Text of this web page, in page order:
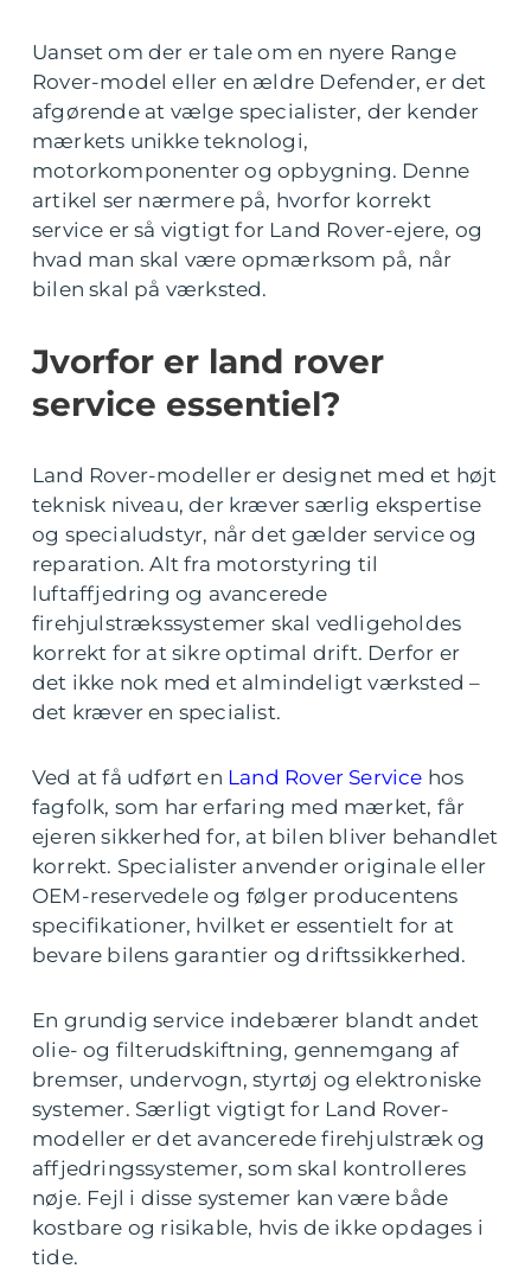
Uanset om der er tale om en nyere Range
Rover-model eller en ældre Defender, er det
afgørende at vælge specialister, der kender
mærkets unikke teknologi,
motorkomponenter og opbygning. Denne
artikel ser nærmere på, hvorfor korrekt
service er så vigtigt for Land Rover-ejere, og
hvad man skal være opmærksom på, når
bilen skal på værksted.
Jvorfor er land rover
service essentiel?
Land Rover-modeller er designet med et højt
teknisk niveau, der kræver særlig ekspertise
og specialudstyr, når det gælder service og
reparation. Alt fra motorstyring til
luftaffjedring og avancerede
firehjulstrækssystemer skal vedligeholdes
korrekt for at sikre optimal drift. Derfor er
det ikke nok med et almindeligt værksted –
det kræver en specialist.
Ved at få udført en Land Rover Service hos
fagfolk, som har erfaring med mærket, får
ejeren sikkerhed for, at bilen bliver behandlet
korrekt. Specialister anvender originale eller
OEM-reservedele og følger producentens
specifikationer, hvilket er essentielt for at
bevare bilens garantier og driftssikkerhed.
En grundig service indebærer blandt andet
olie- og filterudskiftning, gennemgang af
bremser, undervogn, styrtøj og elektroniske
systemer. Særligt vigtigt for Land Rover-
modeller er det avancerede firehjulstræk og
affjedringssystemer, som skal kontrolleres
nøje. Fejl i disse systemer kan være både
kostbare og risikable, hvis de ikke opdages i
tide.